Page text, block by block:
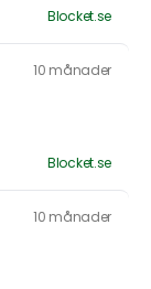
Blocket.se
10 månader
Blocket.se
10 månader